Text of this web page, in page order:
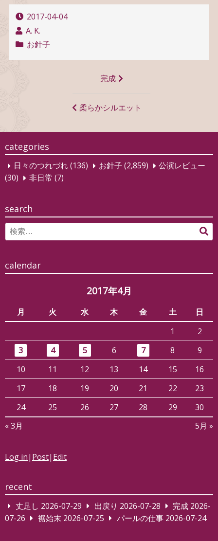
2017-04-04
A. K.
お針子
ゲ
ー
シ
ョ
完成
柔らかシルエット
categories
日々のつれづれ(136) お針子 (2,859)
公演レビュー
(30)
非日常 (7)
search
Search
for:
検
calendar
2017年4月
月 火 水 木 金 土
日
1
2
3
4 5 6 7 8
9
10
11 12 13 14 15
16
17
18 19 20 21 22
23
24
25 26 27 28 29
30
« 3月
5月 »
Log in| Post| Edit
recent
丈足し 2026-07-29 出戻り 2026-07-28 完成 2026-
07-26
裾始末 2026-07-25 パールの仕事 2026-07-24